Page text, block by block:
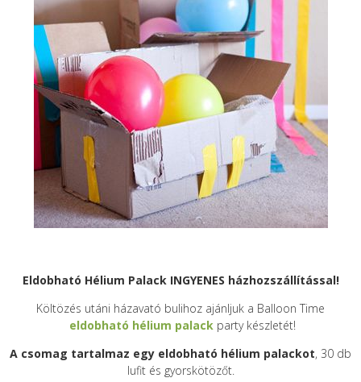
Eldobható Hélium Palack INGYENES házhozszállítással!
Költözés utáni házavató bulihoz ajánljuk a Balloon Time
eldobható hélium palackparty készletét!
A csomag tartalmaz egy eldobható hélium palackot, 30 db
lufit és gyorskötözőt.